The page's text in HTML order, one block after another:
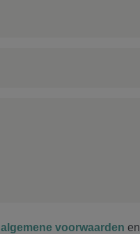
algemene voorwaarden en